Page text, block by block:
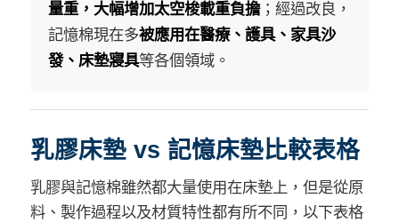
量重，大幅增加太空梭載重負擔；經過改良，
記憶棉現在多被應用在醫療、護具、家具沙
發、床墊寢具等各個領域。
乳膠床墊 vs 記憶床墊比較表格
乳膠與記憶棉雖然都大量使用在床墊上，但是從原
料、製作過程以及材質特性都有所不同，以下表格